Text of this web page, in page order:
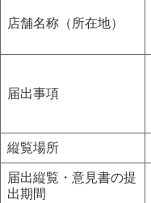
店舗名称（所在地）
届出事項
縦覧場所
届出縦覧・意見書の提
出期間